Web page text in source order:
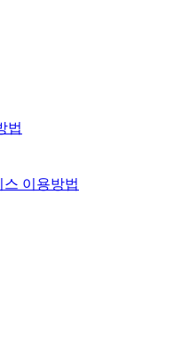
법
스 이용방법